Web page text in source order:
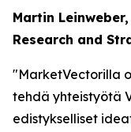
Martin
Research and
"MarketVectorilla
tehdä yhteistyötä
edistykselliset